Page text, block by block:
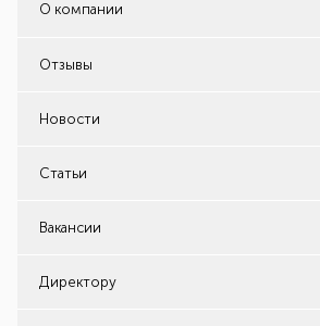
О компании
Отзывы
Новости
Статьи
Вакансии
Директору